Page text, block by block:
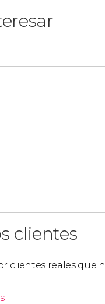
clientes
clientes reales que